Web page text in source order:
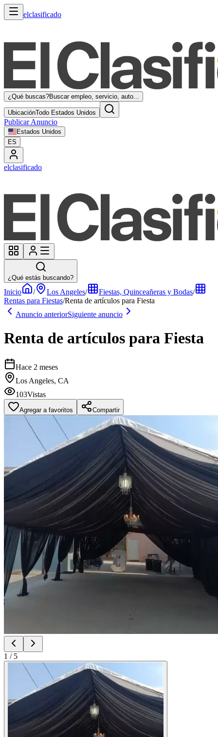
elclasificado
¿Qué buscas?Buscar empleo, servicio, auto...
UbicaciónTodo Estados Unidos
Publicar Anuncio
Estados Unidos
ES
elclasificado
¿Qué estás buscando?
Inicio / Los Angeles/ Fiestas, Quinceañeras y Bodas/
Rentas para Fiestas/Renta de artículos para Fiesta
Anuncio anteriorSiguiente anuncio
Renta de artículos para Fiesta
Hace 2 meses
Los Angeles, CA
103Vistas
Agregar a favoritos Compartir
1 / 5